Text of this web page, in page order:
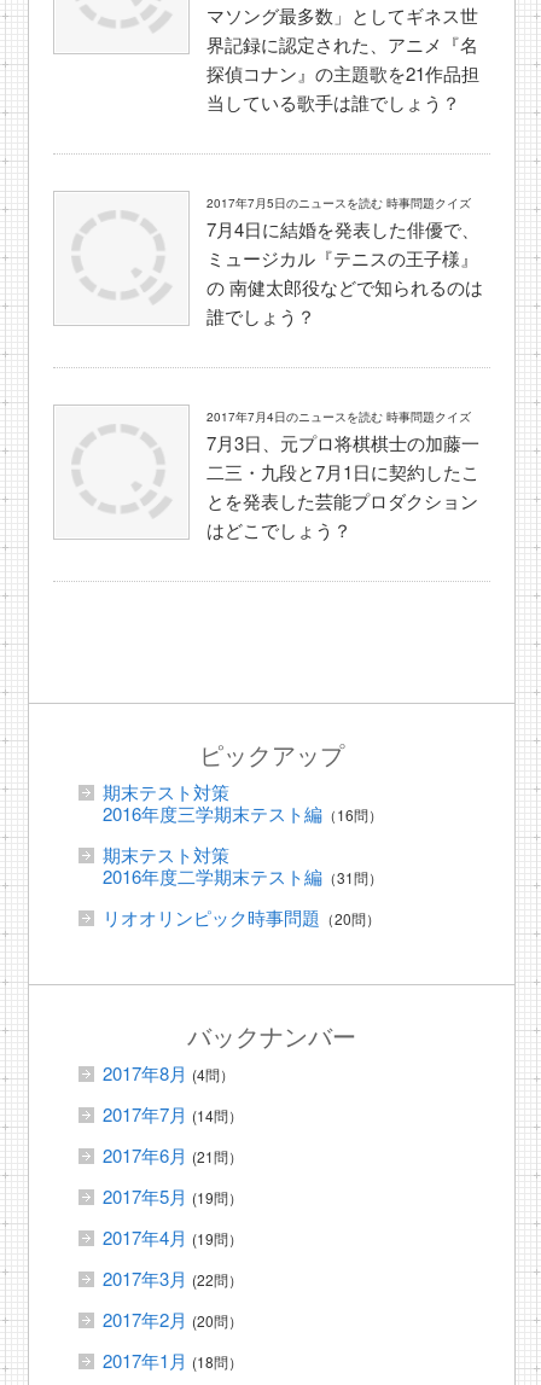
マソング最多数」としてギネス世
界記録に認定された、アニメ『名
探偵コナン』の主題歌を21作品担
当している歌手は誰でしょう？
2017年7月5日のニュースを読む 時事問題クイズ
7月4日に結婚を発表した俳優で、
ミュージカル『テニスの王子様』
の 南健太郎役などで知られるのは
誰でしょう？
2017年7月4日のニュースを読む 時事問題クイズ
7月3日、元プロ将棋棋士の加藤一
二三・九段と7月1日に契約したこ
とを発表した芸能プロダクション
はどこでしょう？
ピックアップ
期末テスト対策
2016年度三学期末テスト編（16問）
期末テスト対策
2016年度二学期末テスト編（31問）
リオオリンピック時事問題 （20問）
バックナンバー
2017年8月 (4問）
2017年7月 (14問）
2017年6月 (21問）
2017年5月 (19問）
2017年4月 (19問）
2017年3月 (22問）
2017年2月 (20問）
2017年1月 (18問）